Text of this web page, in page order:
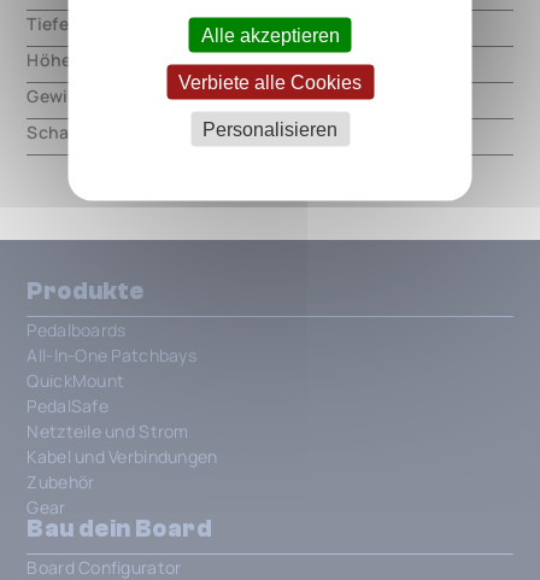
Alle akzeptieren
Verbiete alle Cookies
Personalisieren
Tiefe
000.00 mm
Höhe
000.00 mm
Gewicht
000.00 mm
Schaltungsart
analog
Produkte
Pedalboards
All-In-One Patchbays
QuickMount
PedalSafe
Netzteile und Strom
Kabel und Verbindungen
Zubehör
Gear
Bau dein Board
Board Configurator